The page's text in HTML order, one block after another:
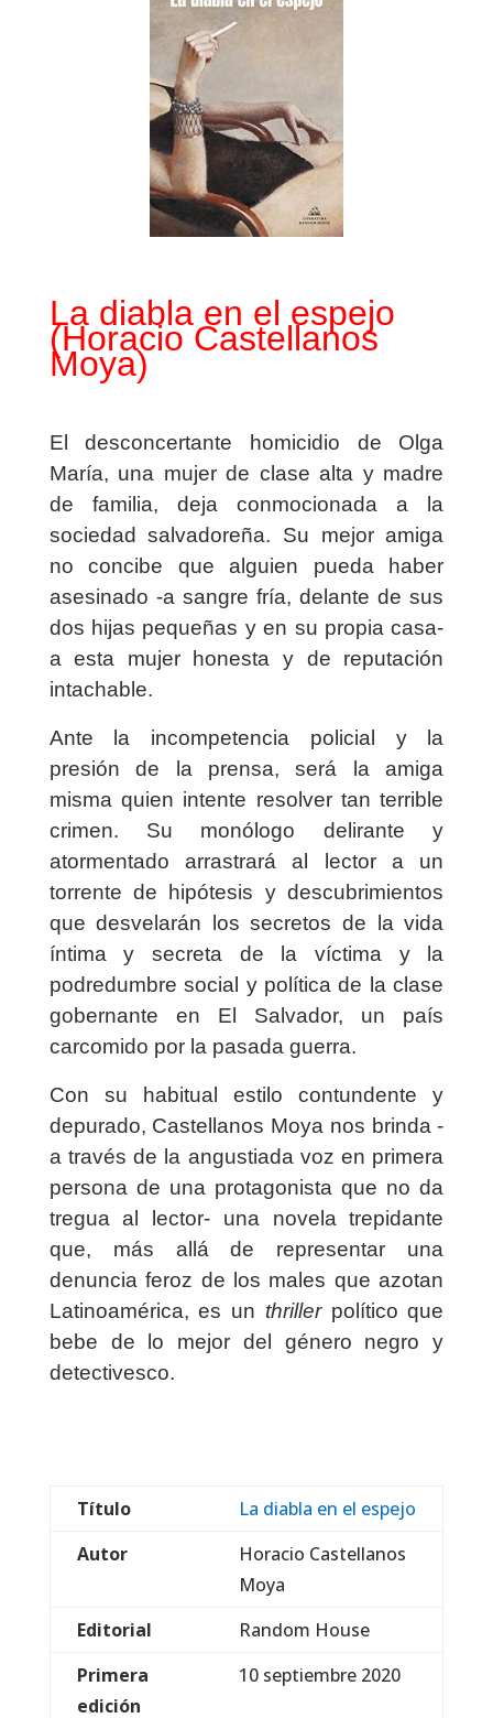
La diabla en el espejo
(Horacio Castellanos
Moya)
El desconcertante homicidio de Olga
María, una mujer de clase alta y madre
de familia, deja conmocionada a la
sociedad salvadoreña. Su mejor amiga
no concibe que alguien pueda haber
asesinado -a sangre fría, delante de sus
dos hijas pequeñas y en su propia casa-
a esta mujer honesta y de reputación
intachable.
Ante la incompetencia policial y la
presión de la prensa, será la amiga
misma quien intente resolver tan terrible
crimen. Su monólogo delirante y
atormentado arrastrará al lector a un
torrente de hipótesis y descubrimientos
que desvelarán los secretos de la vida
íntima y secreta de la víctima y la
podredumbre social y política de la clase
gobernante en El Salvador, un país
carcomido por la pasada guerra.
Con su habitual estilo contundente y
depurado, Castellanos Moya nos brinda -
a través de la angustiada voz en primera
persona de una protagonista que no da
tregua al lector- una novela trepidante
que, más allá de representar una
denuncia feroz de los males que azotan
Latinoamérica, es un thrillerpolítico que
bebe de lo mejor del género negro y
detectivesco.
Título
La diabla en el espejo
Autor
Horacio Castellanos
Moya
Editorial
Random House
Primera
edición
10 septiembre 2020